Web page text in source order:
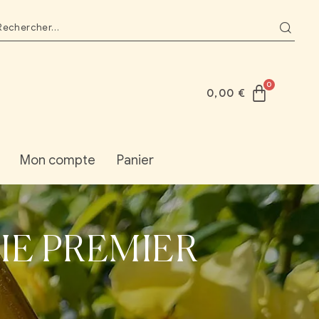
0,00 €
Mon compte Panier
PREMIER